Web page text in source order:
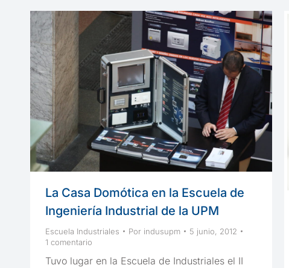
La Casa Domótica en la Escuela de
Ingeniería Industrial de la UPM
Escuela Industriales Por indusupm
5 junio, 2012
1 comentario
Tuvo lugar en la Escuela de Industriales el II